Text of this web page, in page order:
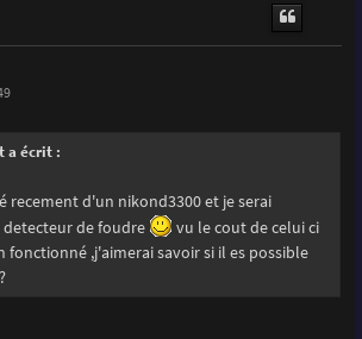
a écrit :
recement d'un nikond3300 et je serai
detecteur de foudre
vu le cout de celui ci
fonctionné ,j'aimerai savoir si il es possible